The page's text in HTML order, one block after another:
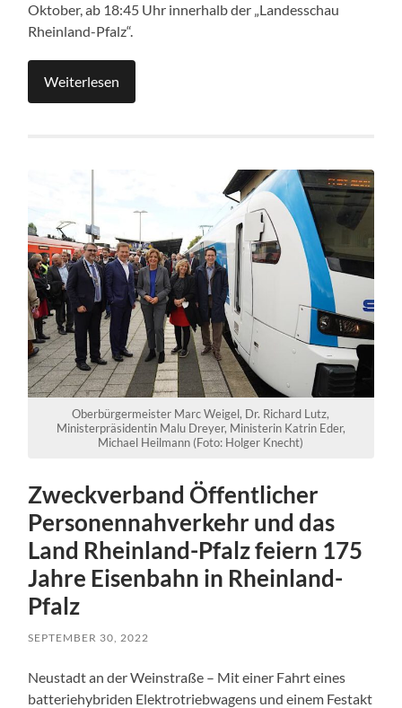
Oktober, ab 18:45 Uhr innerhalb der „Landesschau
Rheinland-Pfalz“.
Weiterlesen
Oberbürgermeister Marc Weigel, Dr. Richard Lutz,
Ministerpräsidentin Malu Dreyer, Ministerin Katrin Eder,
Michael Heilmann (Foto: Holger Knecht)
Zweckverband Öffentlicher
Personennahverkehr und das
Land Rheinland-Pfalz feiern 175
Jahre Eisenbahn in Rheinland-
Pfalz
SEPTEMBER 30, 2022
Neustadt an der Weinstraße – Mit einer Fahrt eines
batteriehybriden Elektrotriebwagens und einem Festakt